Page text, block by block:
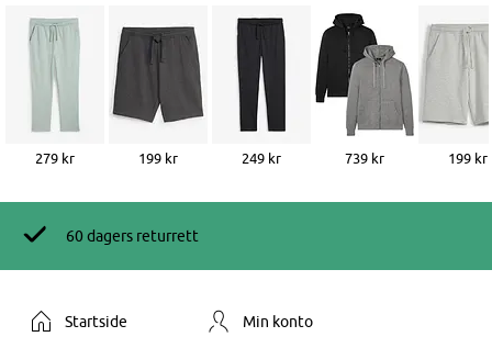
279 kr 199 kr 249 kr 739 kr 199 kr
60 dagers returrett
Startside Min konto